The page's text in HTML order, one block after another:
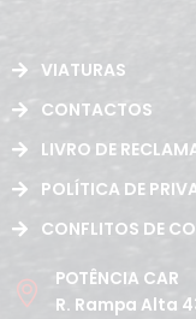
VIATURAS
CONTACTOS
LIVRO DE
POLÍTICA DE
CONFLITOS DE
POTÊNCIA CAR
R. Rampa Alta